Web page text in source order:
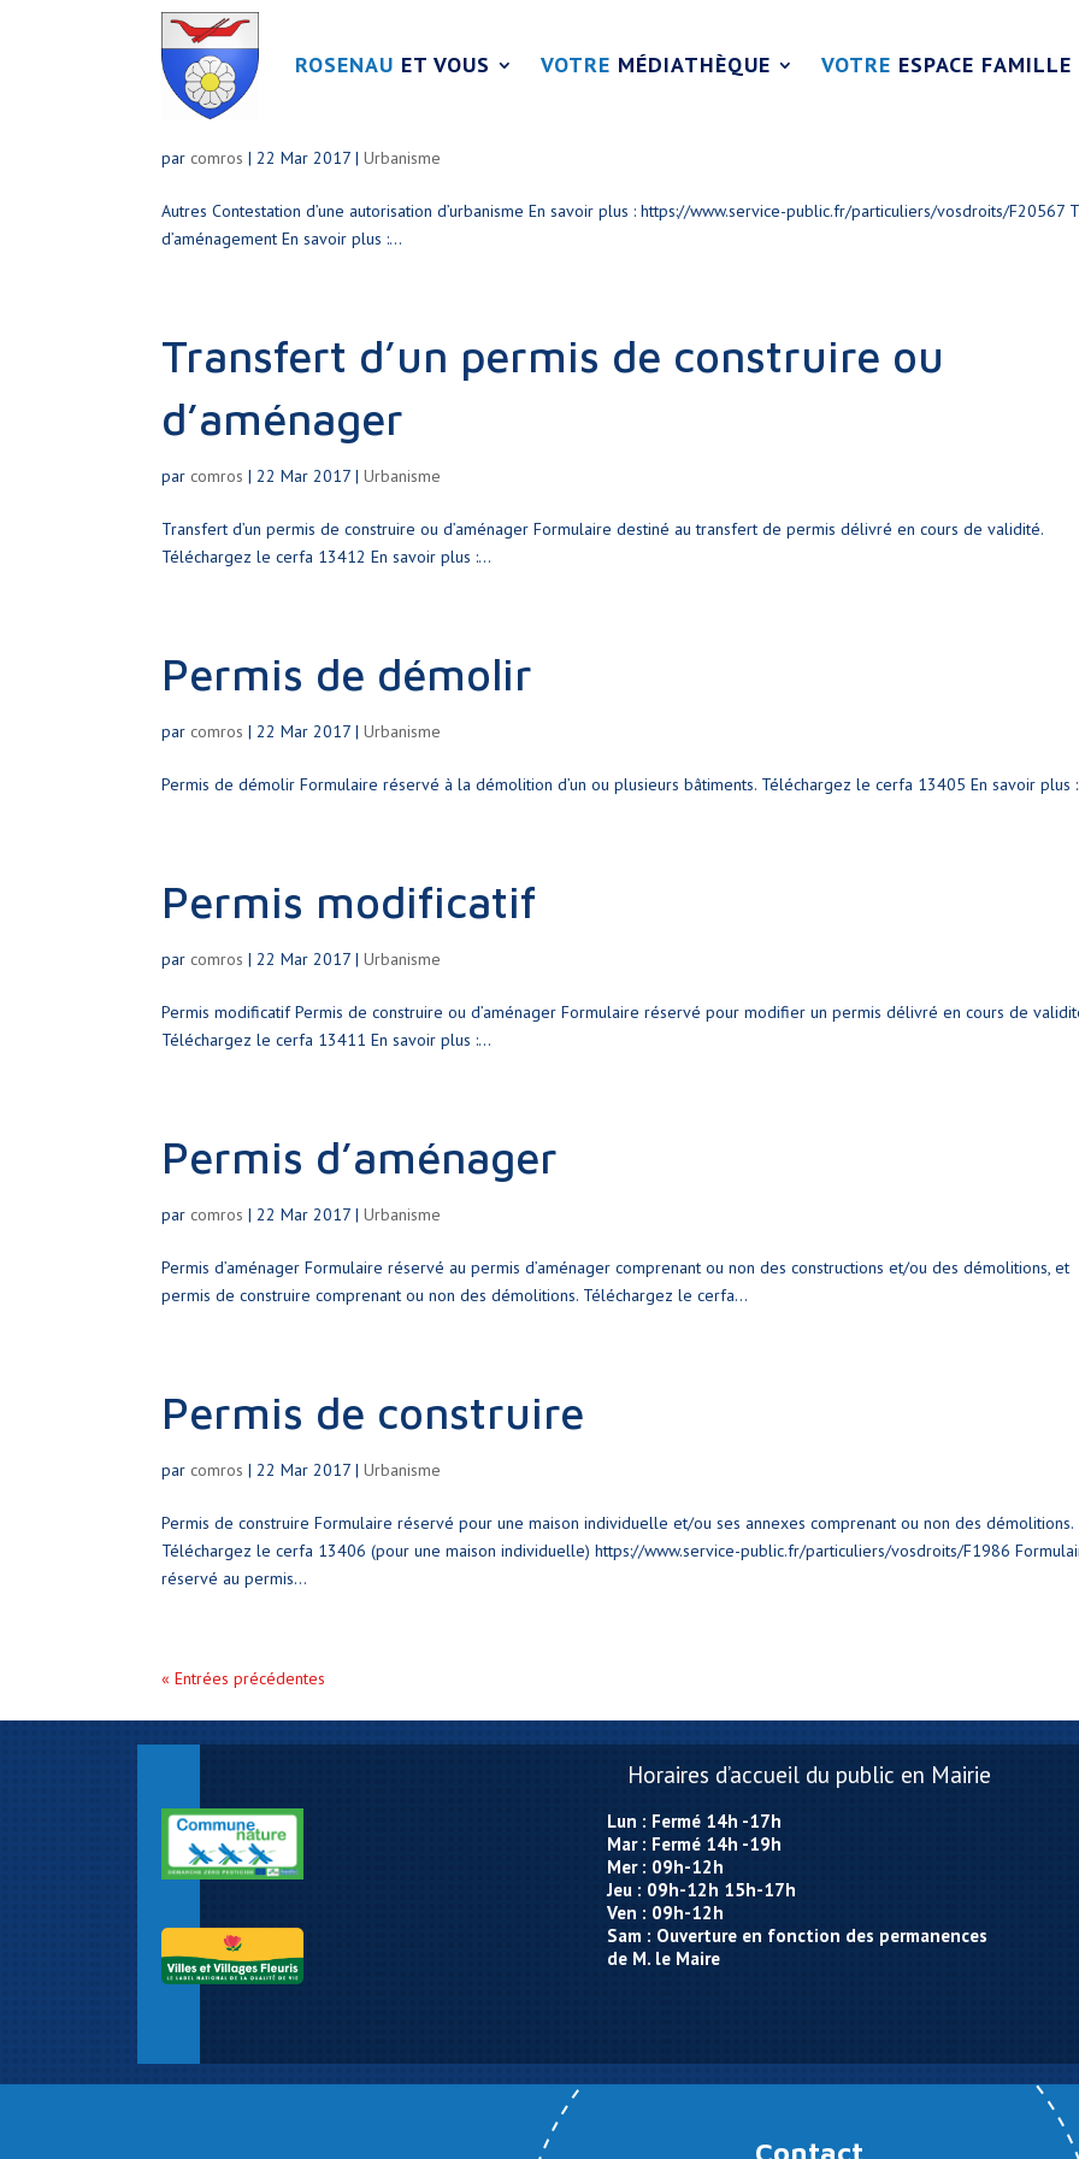
ROSENAU ET VOUS VOTRE MÉDIATHÈQUE VOTRE ESPACE FAMILLE
Autres
par comros |22 Mar 2017 |Urbanisme
Autres Contestation d’une autorisation d’urbanisme En savoir plus : https://www.service-public.fr/particuliers/vosdroits/F20567
d’aménagement En savoir plus :...
Transfert d’un permis de construire ou
d’aménager
par comros |22 Mar 2017 |Urbanisme
Transfert d’un permis de construire ou d’aménager Formulaire destiné au transfert de permis délivré en cours de validité.
Téléchargez le cerfa 13412 En savoir plus :...
Permis de démolir
par comros |22 Mar 2017 |Urbanisme
Permis de démolir Formulaire réservé à la démolition d’un ou plusieurs bâtiments. Téléchargez le cerfa 13405 En savoir plus
Permis modificatif
par comros |22 Mar 2017 |Urbanisme
Permis modificatif Permis de construire ou d’aménager Formulaire réservé pour modifier un permis délivré en cours de
Téléchargez le cerfa 13411 En savoir plus :...
Permis d’aménager
par comros |22 Mar 2017 |Urbanisme
Permis d’aménager Formulaire réservé au permis d’aménager comprenant ou non des constructions et/ou des démolitions, et
permis de construire comprenant ou non des démolitions. Téléchargez le cerfa...
Permis de construire
par comros |22 Mar 2017 |Urbanisme
Permis de construire Formulaire réservé pour une maison individuelle et/ou ses annexes comprenant ou non des démolitions.
Téléchargez le cerfa 13406 (pour une maison individuelle) https://www.service-public.fr/particuliers/vosdroits/F1986
réservé au permis...
« Entrées précédentes
Horaires d’accueil du public en Mairie
Lun : Fermé 14h -17h
Mar : Fermé 14h -19h
Mer : 09h-12h
Jeu : 09h-12h 15h-17h
Ven : 09h-12h
Sam : Ouverture en fonction des permanences
de M. le Maire
Contact